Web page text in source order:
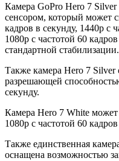
Камера GoPro Hero 7
сенсором, который может
кадров в секунду, 1440р с
1080р с частотой 60
стандартной стабилизации.
Также камера Hero 7 Silver
разрешающей
секунду.
Камера Hero 7 White может
1080р с частотой 60
Также единственная
оснащена возможностью